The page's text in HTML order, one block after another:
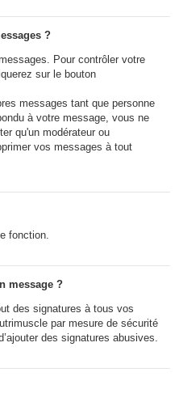
?
Pour contrôler votre
sur le bouton
messages tant que personne
à votre message, vous ne
qu'un modérateur ou
vos messages à tout
fonction.
message ?
des signatures à tous vos
par mesure de sécurité
des signatures abusives.